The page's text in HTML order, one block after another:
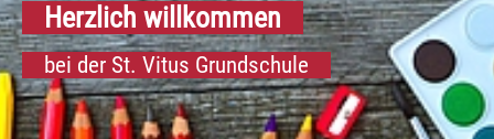
Herzlich willkommen
bei der St. Vitus Grundschule